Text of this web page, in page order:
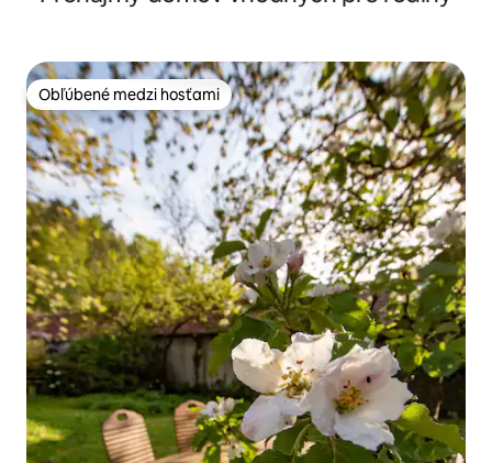
Obľúbené medzi hosťami
Obľúbené medzi hosťami